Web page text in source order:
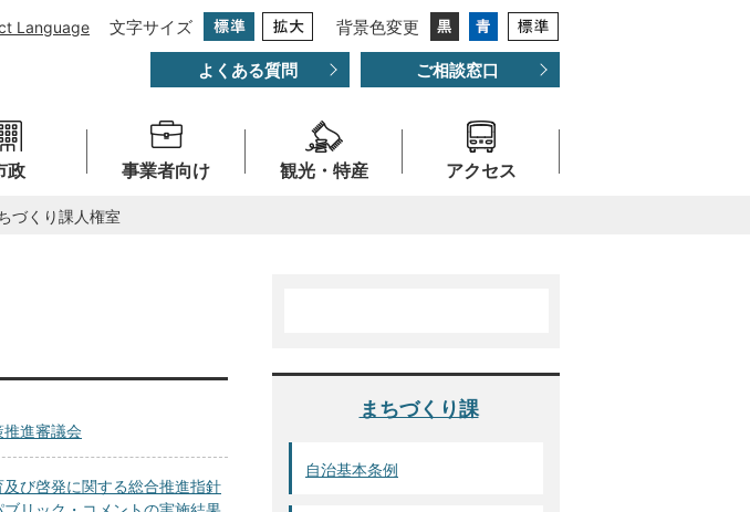
Language 文字サイズ 背景色変更
よくある質問 ご相談窓口
政 事業者向け 観光・特産 アクセス
づくり課人権室
進審議会
び啓発に関する総合推進指針
まちづくり課
自治基本条例